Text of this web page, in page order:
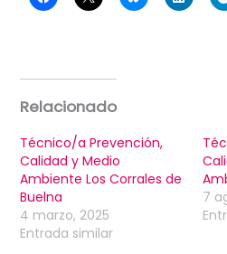
Relacionado
Técnico/a Prevención,
Calidad y Medio
Ambiente Los Corrales de
Buelna
4 marzo, 2025
Entrada similar
7